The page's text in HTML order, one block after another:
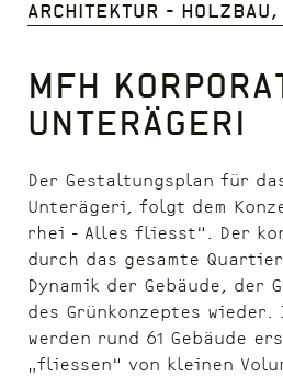
Architektur - Holzbau,
MFH
Unterägeri
Der Gestaltungsplan für
Unterägeri, folgt dem
rhei - Alles fliesst“. Der
durch das gesamte
Dynamik der Gebäude, der
des Grünkonzeptes
werden rund 61 Gebäude
„fliessen“ von kleinen